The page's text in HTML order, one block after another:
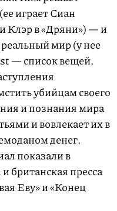
играет Сиан
Клэр в «Дряни») — и
мир (у нее
— список вещей,
убийцам своего
и познания мира
и вовлекает их в
денег,
показали в
британская пресса
Еву» и «Конец